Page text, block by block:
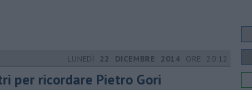
LUNEDÌ 22 DICEMBRE 2014 ORE 20:12
per ricordare Pietro Gori